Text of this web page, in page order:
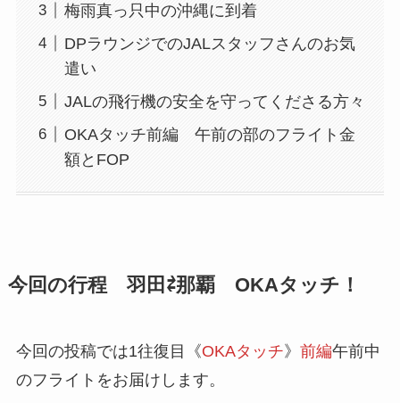
梅雨真っ只中の沖縄に到着
DPラウンジでのJALスタッフさんのお気
遣い
JALの飛行機の安全を守ってくださる方々
OKAタッチ前編 午前の部のフライト金
額とFOP
今回の行程 羽田⇄那覇 OKAタッチ！
今回の投稿では1往復目《OKAタッチ》 前編午前中
のフライトをお届けします。